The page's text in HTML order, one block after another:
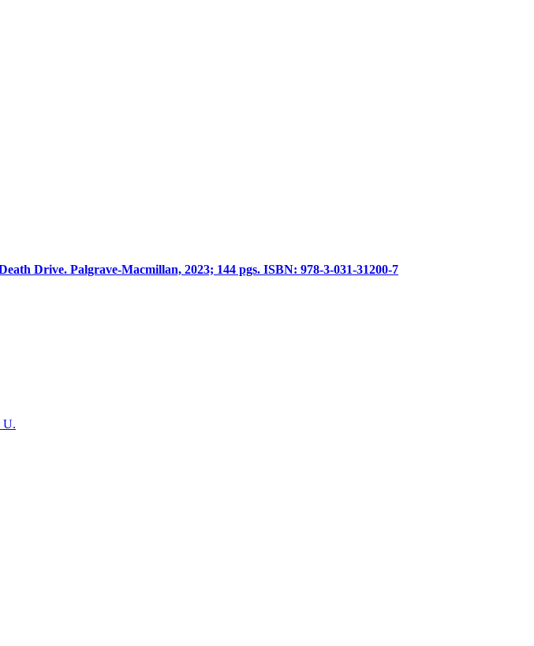
Drive. Palgrave-Macmillan, 2023; 144 pgs. ISBN: 978-3-031-31200-7
U.